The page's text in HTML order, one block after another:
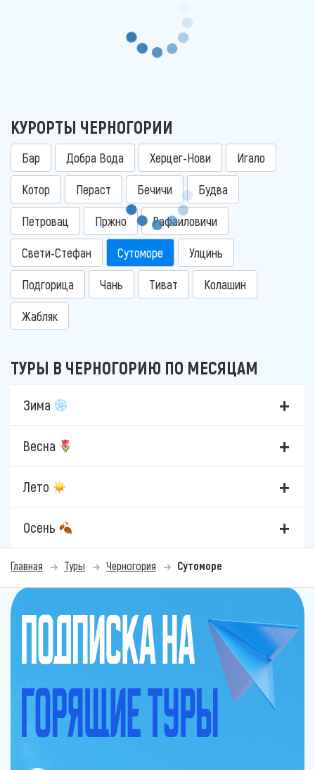
КУРОРТЫ ЧЕРНОГОРИИ
Бар Добра Вода Херцег-Нови Игало
Котор Пераст Бечичи Будва
Петровац Пржно Рафаиловичи
Свети-Стефан Сутоморе Улцинь
Подгорица Чань Тиват Колашин
Жабляк
ТУРЫ В ЧЕРНОГОРИЮ ПО МЕСЯЦАМ
Зима
Весна
Лето
Осень
Главная Туры Черногория Сутоморе